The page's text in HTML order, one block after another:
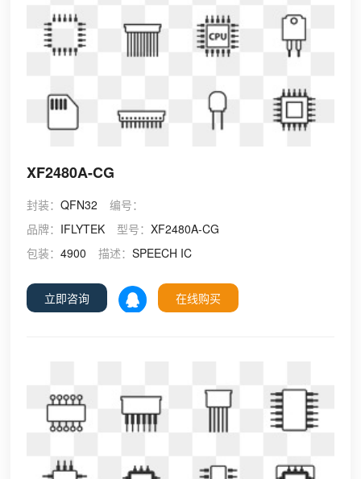
XF2480A-CG
封装：QFN32
编号：
品牌： IFLYTEK 型号：XF2480A-CG
包装：4900 描述：SPEECH IC
立即咨询 在线购买